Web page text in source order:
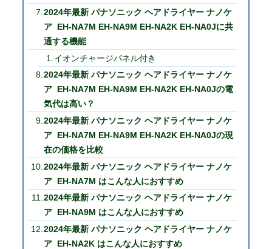
2024年最新 パナソニック ヘアドライヤー ナノケ
ア EH-NA7M EH-NA9M EH-NA2K EH-NA0Jに共
通する機能
イオンチャージパネル付き
2024年最新 パナソニック ヘアドライヤー ナノケ
ア EH-NA7M EH-NA9M EH-NA2K EH-NA0Jの電
気代は高い？
2024年最新 パナソニック ヘアドライヤー ナノケ
ア EH-NA7M EH-NA9M EH-NA2K EH-NA0Jの現
在の価格を比較
2024年最新 パナソニック ヘアドライヤー ナノケ
ア EH-NA7M はこんな人におすすめ
2024年最新 パナソニック ヘアドライヤー ナノケ
ア EH-NA9M はこんな人におすすめ
2024年最新 パナソニック ヘアドライヤー ナノケ
ア EH-NA2K はこんな人におすすめ